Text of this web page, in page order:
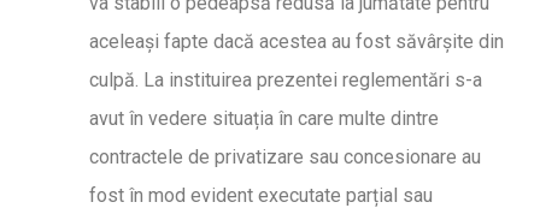
aceleași fapte dacă acestea au fost săvârșite din
culpă. La instituirea prezentei reglementări s-a
avut în vedere situația în care multe dintre
contractele de privatizare sau concesionare au
fost în mod evident executate parțial sau